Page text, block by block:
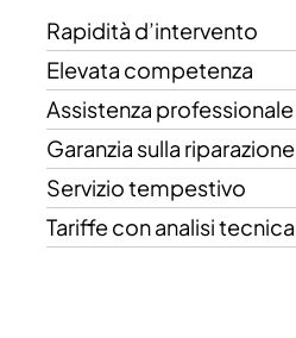
Rapidità d’intervento
Elevata competenza
Assistenza professionale
Garanzia sulla riparazione
Servizio tempestivo
Tariffe con analisi tecnica